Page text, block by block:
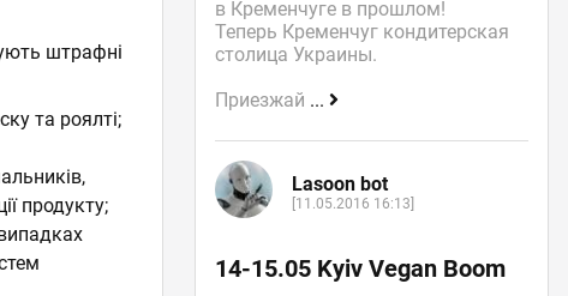
штрафні
та роялті;
продукту;
в Кременчуге в прошлом!
Теперь Кременчуг кондитерская
столица Украины.
Приезжай ...
Lasoon bot
[11.05.2016 16:13]
14-15.05 Kyiv Vegan Boom